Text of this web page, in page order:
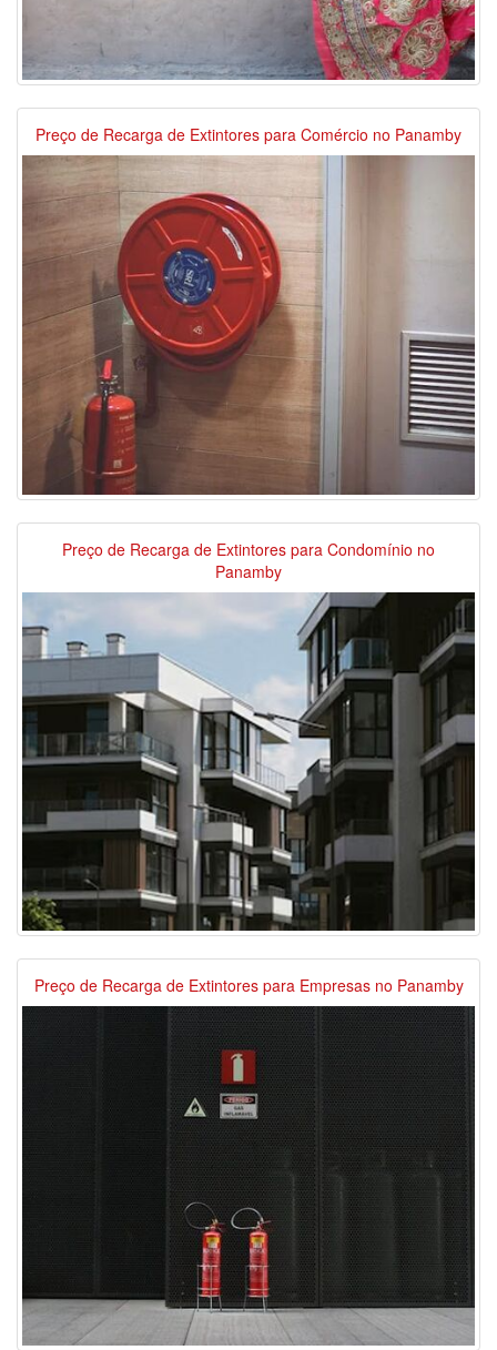
Preço de Recarga de Extintores para Comércio no Panamby
Preço de Recarga de Extintores para Condomínio no
Panamby
Preço de Recarga de Extintores para Empresas no Panamby